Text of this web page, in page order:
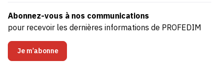
Abonnez-vous à nos communications
pour recevoir les dernières informations de PROFEDIM
Je m’abonne